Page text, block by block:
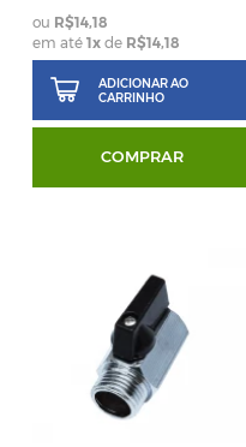
R$14,18
em até1x de R$14,18
ADICIONAR AO
CARRINHO
COMPRAR